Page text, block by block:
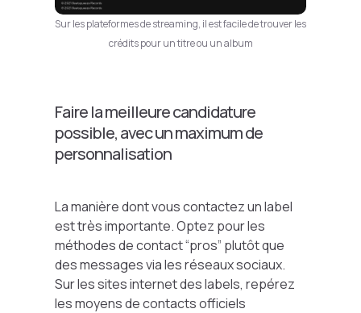
Sur les plateformes de streaming, il est facile de trouver les
crédits pour un titre ou un album
Faire la meilleure candidature
possible, avec un maximum de
personnalisation
La manière dont vous contactez un label
est très importante. Optez pour les
méthodes de contact “pros” plutôt que
des messages via les réseaux sociaux.
Sur les sites internet des labels, repérez
les moyens de contacts officiels